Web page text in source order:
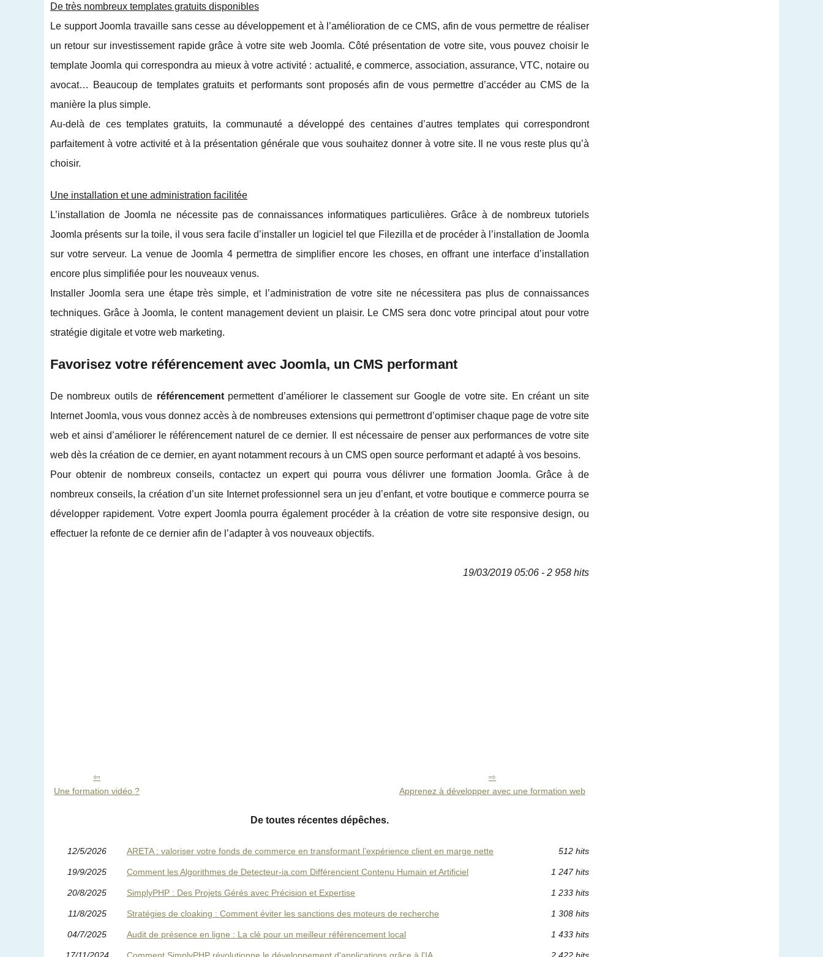
De très nombreux templates gratuits disponibles
Le support Joomla travaille sans cesse au développement et à l’amélioration de ce CMS, afin de vous permettre de réaliser
un retour sur investissement rapide grâce à votre site web Joomla. Côté présentation de votre site, vous pouvez choisir le
template Joomla qui correspondra au mieux à votre activité : actualité, e commerce, association, assurance, VTC, notaire ou
avocat… Beaucoup de templates gratuits et performants sont proposés afin de vous permettre d’accéder au CMS de la
manière la plus simple.
Au-delà de ces templates gratuits, la communauté a développé des centaines d’autres templates qui correspondront
parfaitement à votre activité et à la présentation générale que vous souhaitez donner à votre site. Il ne vous reste plus qu’à
choisir.
Une installation et une administration facilitée
L’installation de Joomla ne nécessite pas de connaissances informatiques particulières. Grâce à de nombreux tutoriels
Joomla présents sur la toile, il vous sera facile d’installer un logiciel tel que Filezilla et de procéder à l’installation de Joomla
sur votre serveur. La venue de Joomla 4 permettra de simplifier encore les choses, en offrant une interface d’installation
encore plus simplifiée pour les nouveaux venus.
Installer Joomla sera une étape très simple, et l’administration de votre site ne nécessitera pas plus de connaissances
techniques. Grâce à Joomla, le content management devient un plaisir. Le CMS sera donc votre principal atout pour votre
stratégie digitale et votre web marketing.
Favorisez votre référencement avec Joomla, un CMS performant
De nombreux outils de référencementpermettent d’améliorer le classement sur Google de votre site. En créant un site
Internet Joomla, vous vous donnez accès à de nombreuses extensions qui permettront d’optimiser chaque page de votre site
web et ainsi d’améliorer le référencement naturel de ce dernier. Il est nécessaire de penser aux performances de votre site
web dès la création de ce dernier, en ayant notamment recours à un CMS open source performant et adapté à vos besoins.
Pour obtenir de nombreux conseils, contactez un expert qui pourra vous délivrer une formation Joomla. Grâce à de
nombreux conseils, la création d’un site Internet professionnel sera un jeu d’enfant, et votre boutique e commerce pourra se
développer rapidement. Votre expert Joomla pourra également procéder à la création de votre site responsive design, ou
effectuer la refonte de ce dernier afin de l’adapter à vos nouveaux objectifs.
19/03/2019 05:06 - 2 958 hits
Une formation vidéo ? Apprenez à développer avec une formation web
De toutes récentes dépêches.
12/5/2026 ARETA : valoriser votre fonds de commerce en transformant l’expérience client en marge nette 512 hits
19/9/2025 Comment les Algorithmes de Detecteur-ia.com Différencient Contenu Humain et Artificiel 1 247 hits
20/8/2025 SimplyPHP : Des Projets Gérés avec Précision et Expertise 1 233 hits
11/8/2025 Stratégies de cloaking : Comment éviter les sanctions des moteurs de recherche 1 308 hits
04/7/2025 Audit de présence en ligne : La clé pour un meilleur référencement local 1 433 hits
17/11/2024 Comment SimplyPHP révolutionne le développement d'applications grâce à l'IA 2 422 hits